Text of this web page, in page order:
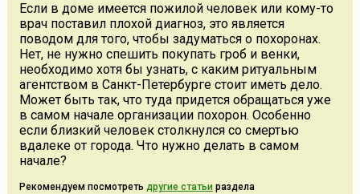
Если в доме имеется пожилой человек или кому-то
врач поставил плохой диагноз, это является
поводом для того, чтобы задуматься о похоронах.
Нет, не нужно спешить покупать гроб и венки,
необходимо хотя бы узнать, с каким ритуальным
агентством в Санкт-Петербурге стоит иметь дело.
Может быть так, что туда придется обращаться уже
в самом начале организации похорон. Особенно
если близкий человек столкнулся со смертью
вдалеке от города. Что нужно делать в самом
начале?
Рекомендуем посмотреть другие статьи раздела